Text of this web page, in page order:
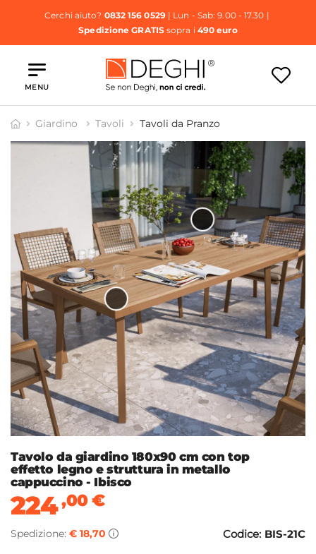
Cerchi aiuto? 0832 156 0529| Lun - Sab: 9.00 - 17.30 |
Spedizione GRATISsopra i 490 euro
MENU
Giardino Tavoli Tavoli da Pranzo
Tavolo da giardino 180x90 cm con top
effetto legno e struttura in metallo
cappuccino - Ibisco
224,00€
Spedizione: € 18,70 Codice: BIS-21C